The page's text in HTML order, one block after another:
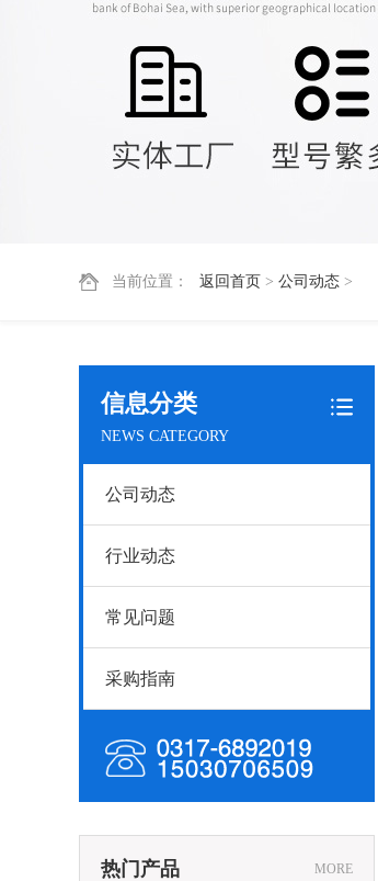
当前位置： 返回首页 > 公司动态 >
信息分类
NEWS CATEGORY
公司动态
行业动态
常见问题
采购指南
热门产品 MORE